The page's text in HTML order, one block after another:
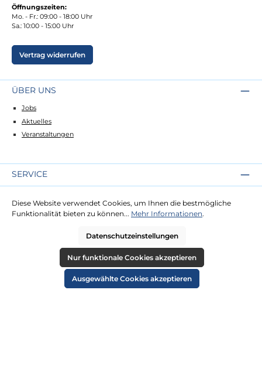
Öffnungszeiten:
Mo. - Fr.: 09:00 - 18:00 Uhr
Sa.: 10:00 - 15:00 Uhr
Vertrag widerrufen
ÜBER UNS
Jobs
Aktuelles
Veranstaltungen
SERVICE
Lieferung
Zahlung
RECHTLICHES
Diese Website verwendet Cookies, um Ihnen die bestmögliche
Funktionalität bieten zu können... Mehr Informationen.
Datenschutzeinstellungen
Nur funktionale Cookies akzeptieren
Ausgewählte Cookies akzeptieren